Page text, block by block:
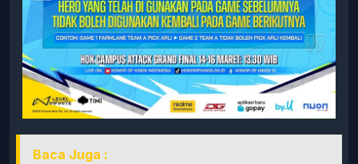
Baca Juga :